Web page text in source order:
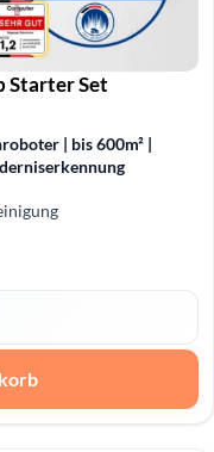
Starter Set
| bis 600m² |